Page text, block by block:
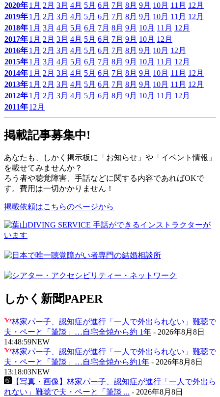
2020年1月 2月 3月 4月 5月 6月 7月 8月 9月 10月 11月 12月
2019年1月 2月 3月 4月 5月 6月 7月 8月 9月 10月 11月 12月
2018年1月 3月 4月 5月 6月 7月 8月 9月 10月 11月 12月
2017年1月 2月 3月 4月 5月 6月 7月 9月 10月 12月
2016年1月 2月 3月 4月 5月 6月 7月 8月 9月 10月 12月
2015年1月 3月 4月 5月 6月 7月 8月 9月 10月 11月 12月
2014年1月 2月 3月 4月 5月 6月 7月 8月 9月 10月 11月 12月
2013年1月 2月 3月 4月 5月 6月 7月 8月 9月 10月 11月 12月
2012年1月 2月 3月 4月 5月 6月 8月 9月 10月 11月 12月
2011年12月
掲載記事募集中!
あなたも、しかく掲示板に「お知らせ」や「イベント情報」
を載せてみませんか？
ろう者や聴覚障害、手話などに関する内容であればOKで
す。費用は一切かかりません！
掲載依頼はこちらのページから
しかく新聞PAPER
林家パー子、認知症が進行「一人で外出られない」難聴で
夫・ペーと「筆談」…自宅全焼から約 1年 - 2026年8月8日
14:48:59NEW
林家パー子、認知症が進行「一人で外出られない」難聴で
夫・ペーと「筆談」…自宅全焼から約1年 - 2026年8月8日
13:18:03NEW
【写真・画像】林家パー子、認知症が進行「一人で外出ら
れない」難聴で夫・ペーと「筆談 ... - 2026年8月8日